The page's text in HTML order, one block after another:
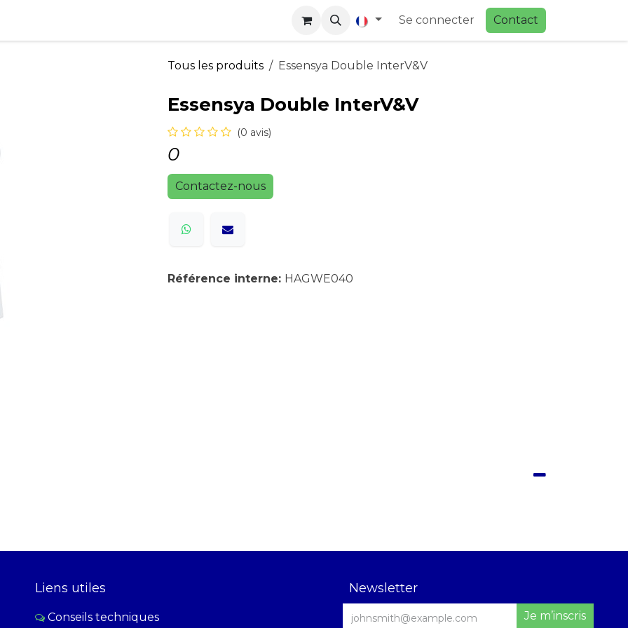
Carrières Se connecter Contact
Tous les produits Essensya Double InterV&V
Essensya Double InterV&V
(0 avis)
0
Contactez-nous
Référence interne: HAGWE040
Liens utiles
Conseils techniques
Newsletter
Je m’inscris